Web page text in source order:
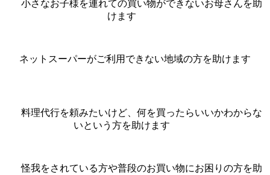
小さなお子様を連れての買い物ができないお母さんを助
けます
ネットスーパーがご利用できない地域の方を助けます
料理代行を頼みたいけど、何を買ったらいいかわからな
いという方を助けます
怪我をされている方や普段のお買い物にお困りの方を助